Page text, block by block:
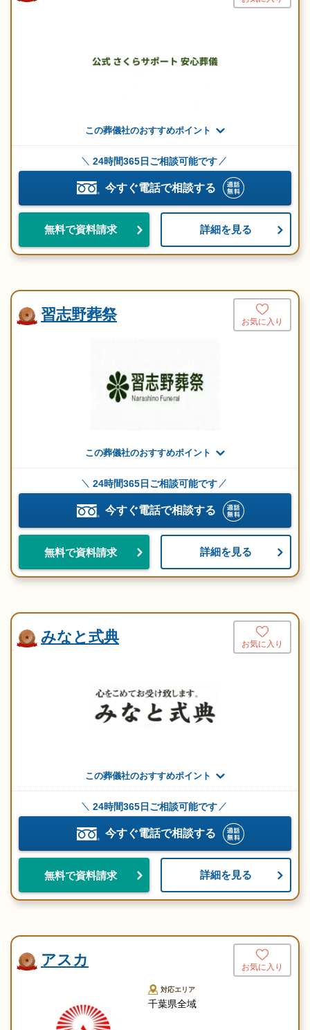
この葬儀社のおすすめポイント
24時間365日ご相談可能です
今すぐ電話で相談する
無料で資料請求 詳細を見る
習志野葬祭 お気に入り
この葬儀社のおすすめポイント
24時間365日ご相談可能です
今すぐ電話で相談する
無料で資料請求 詳細を見る
みなと式典 お気に入り
この葬儀社のおすすめポイント
24時間365日ご相談可能です
今すぐ電話で相談する
無料で資料請求 詳細を見る
アスカ お気に入り
対応エリア
千葉県全域